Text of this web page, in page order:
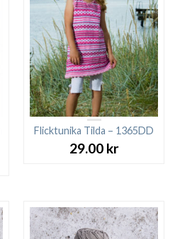
Flicktunika Tilda – 1365DD
29.00 kr